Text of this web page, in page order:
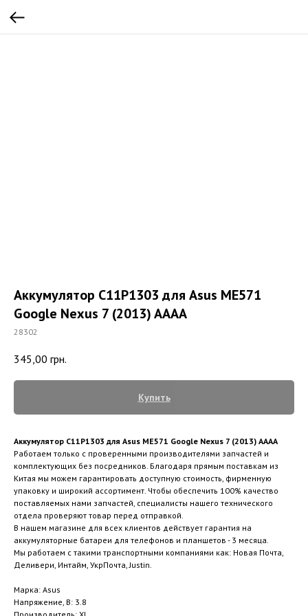
Аккумулятор C11P1303 для Asus ME571
Google Nexus 7 (2013) AAAA
28302
345,00 грн.
Купить
Аккумулятор C11P1303 для Asus ME571 Google Nexus 7 (2013) AAAA
Работаем только с проверенными производителями запчастей и
комплектующих без посредников. Благодаря прямым поставкам из
Китая мы можем гарантировать доступную стоимость, фирменную
упаковку и широкий ассортимент. Чтобы обеспечить 100% качество
поставляемых нами запчастей, специалисты нашего технического
отдела проверяют товар перед отправкой.
В нашем магазине для всех клиентов действует гарантия на
аккумуляторные батареи для телефонов и планшетов - 3 месяца.
Мы работаем с такими транспортными компаниями как: Новая Почта,
Деливери, Интайм, УкрПочта, Justin.
Марка: Asus
Напряжение, В: 3.8
Производитель: XL